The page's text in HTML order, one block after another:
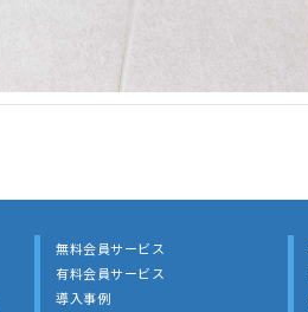
無料会員サービス
有料会員サービス
導入事例